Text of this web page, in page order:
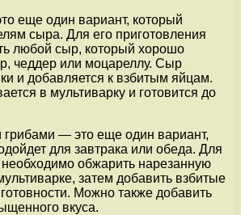
еще один вариант, который
сыра. Для его приготовления
любой сыр, который хорошо
чеддер или моцареллу. Сыр
и добавляется к взбитым яйцам.
в мультиварку и готовится до
грибами — это еще один вариант,
для завтрака или обеда. Для
необходимо обжарить нарезанную
затем добавить взбитые
Можно также добавить
вкуса.